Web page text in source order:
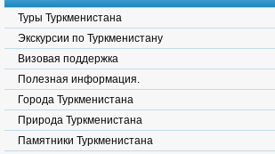
Туры Туркменистана
Экскурсии по Туркменистану
Визовая поддержка
Полезная информация.
Города Туркменистана
Природа Туркменистана
Памятники Туркменистана